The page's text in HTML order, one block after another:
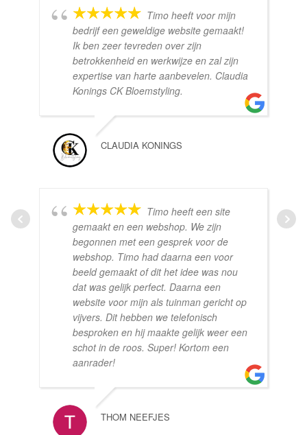
Timo heeft voor mijn
bedrijf een geweldige website gemaakt!
Ik ben zeer tevreden over zijn
betrokkenheid en werkwijze en zal zijn
expertise van harte aanbevelen. Claudia
Konings CK Bloemstyling.
CLAUDIA KONINGS
Timo heeft een site
gemaakt en een webshop. We zijn
begonnen met een gesprek voor de
webshop. Timo had daarna een voor
beeld gemaakt of dit het idee was nou
dat was gelijk perfect. Daarna een
website voor mijn als tuinman gericht op
vijvers. Dit hebben we telefonisch
besproken en hij maakte gelijk weer een
schot in de roos. Super! Kortom een
aanrader!
THOM NEEFJES